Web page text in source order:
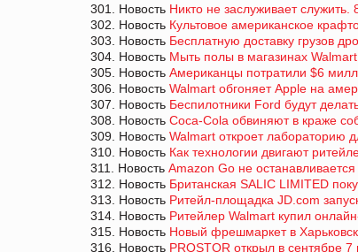
301. Новость Никто не заслуживает
302. Новость Культовое американское
303. Новость Бесплатную доставку грузов
304. Новость Мыть полы в магазинах
305. Новость Американцы потратили $6
306. Новость Walmart обгоняет Apple на
307. Новость Беспилотники Ford будут
308. Новость Coca-Cola обвиняют в краже
309. Новость Walmart откроет лабораторию
310. Новость Как технологии двигают
311. Новость Amazon Go не
312. Новость Британская SALIC LIMITED
313. Новость Ритейл-площадка JD.com
314. Новость Ритейлер Walmart купил
315. Новость Новый фрешмаркет в
316. Новость PROSTOR открыл в сентябре 7